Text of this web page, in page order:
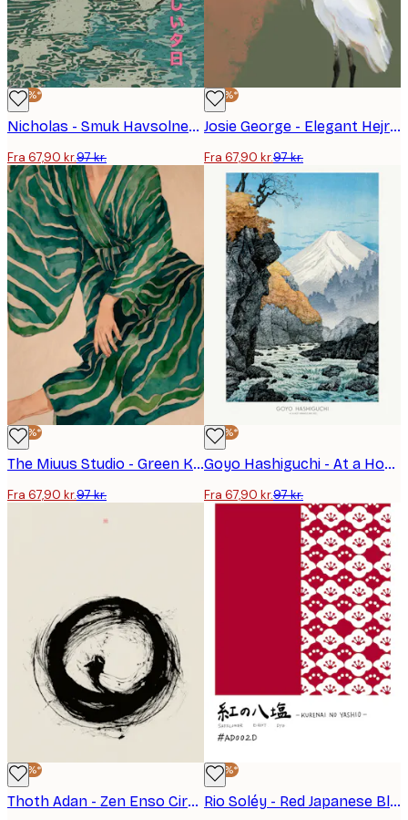
-30%*
Nicholas - Smuk Havsolnedgang Plakat
Fra 67,90 kr.97 kr.
-30%*
Josie George - Elegant Hejre Portræt Plakat
Fra 67,90 kr.97 kr.
-30%*
The Miuus Studio - Green Kimono Flow Plakat
Fra 67,90 kr.97 kr.
-30%*
Goyo Hashiguchi - At a Hot Springs Inn Plakat
Fra 67,90 kr.97 kr.
-30%*
Thoth Adan - Zen Enso Circle Plakat
-30%*
Rio Soléy - Red Japanese Blossom Pattern Plakat